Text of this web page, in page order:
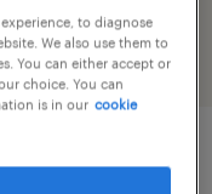
to diagnose
We also use them to
You can either accept or
choice. You can
is in our cookie